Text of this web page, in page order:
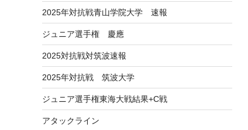
2025年対抗戦青山学院大学 速報
ジュニア選手権 慶應
2025対抗戦対筑波速報
2025年対抗戦 筑波大学
ジュニア選手権東海大戦結果+C戦
アタックライン